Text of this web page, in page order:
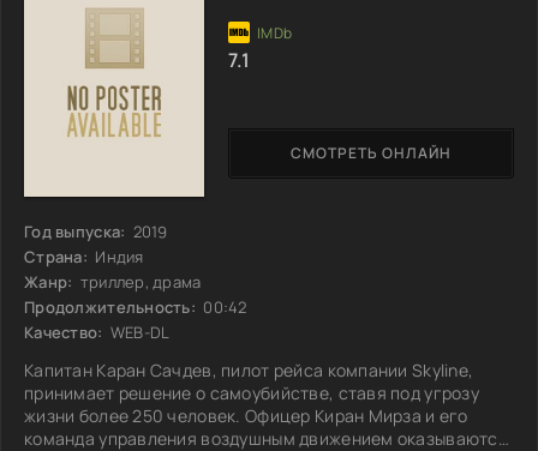
Год выпуска: 2019
Страна: Индия
Жанр: триллер, драма
Продолжительность: 00:42
Качество: WEB-DL
Капитан Каран Сачдев, пилот рейса компании Skyline,
принимает решение о самоубийстве, ставя под угрозу
жизни более 250 человек. Офицер Киран Мирза и его
команда управления воздушным движением оказываются
СМОТРЕТЬ ОНЛАЙН
7.1